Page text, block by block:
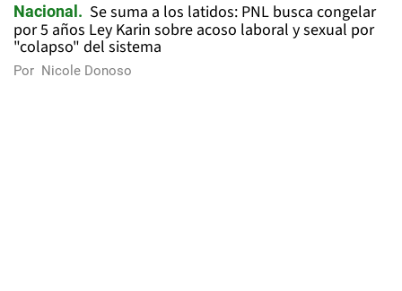
Nacional
Se suma a los latidos: PNL busca congelar
por 5 años Ley Karin sobre acoso laboral y sexual por
"colapso" del sistema
Por Nicole Donoso